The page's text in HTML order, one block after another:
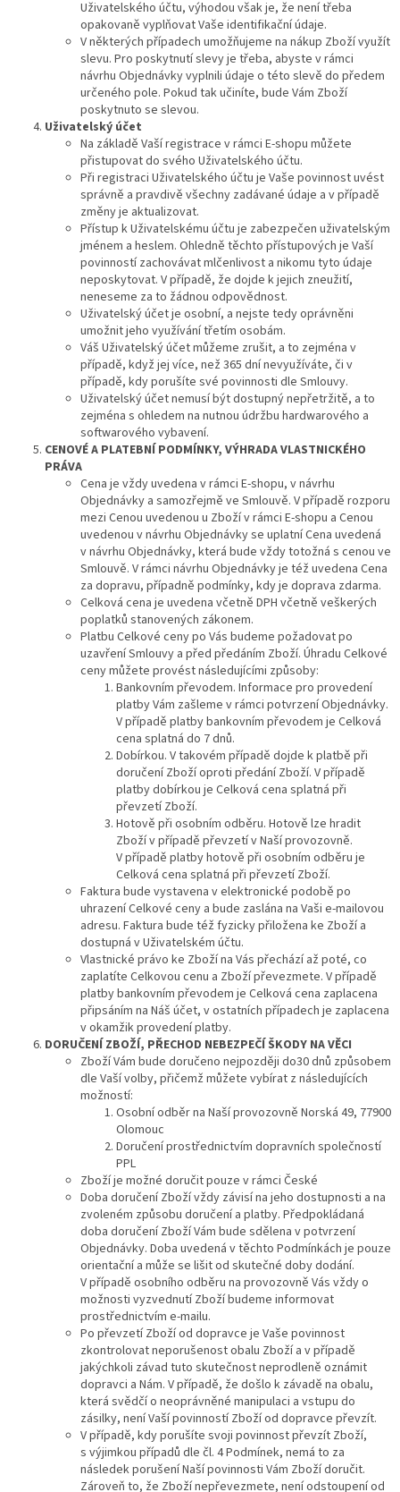
Uživatelského účtu, výhodou však je, že není třeba
opakovaně vyplňovat Vaše identifikační údaje.
V některých případech umožňujeme na nákup Zboží využít
slevu. Pro poskytnutí slevy je třeba, abyste v rámci
návrhu Objednávky vyplnili údaje o této slevě do předem
určeného pole. Pokud tak učiníte, bude Vám Zboží
poskytnuto se slevou.
Uživatelský účet
Na základě Vaší registrace v rámci E-shopu můžete
přistupovat do svého Uživatelského účtu.
Při registraci Uživatelského účtu je Vaše povinnost uvést
správně a pravdivě všechny zadávané údaje a v případě
změny je aktualizovat.
Přístup k Uživatelskému účtu je zabezpečen uživatelským
jménem a heslem. Ohledně těchto přístupových je Vaší
povinností zachovávat mlčenlivost a nikomu tyto údaje
neposkytovat. V případě, že dojde k jejich zneužití,
neneseme za to žádnou odpovědnost.
Uživatelský účet je osobní, a nejste tedy oprávněni
umožnit jeho využívání třetím osobám.
Váš Uživatelský účet můžeme zrušit, a to zejména v
případě, když jej více, než 365 dní nevyužíváte, či v
případě, kdy porušíte své povinnosti dle Smlouvy.
Uživatelský účet nemusí být dostupný nepřetržitě, a to
zejména s ohledem na nutnou údržbu hardwarového a
softwarového vybavení.
CENOVÉA PLATEBNÍ PODMÍNKY, VÝHRADA VLASTNICKÉHO
PRÁVA
Cena je vždy uvedena v rámci E-shopu, v návrhu
Objednávky a samozřejmě ve Smlouvě. V případě rozporu
mezi Cenou uvedenou u Zboží v rámci E-shopu a Cenou
uvedenou v návrhu Objednávky se uplatní Cena uvedená
v návrhu Objednávky, která bude vždy totožná s cenou ve
Smlouvě. V rámci návrhu Objednávky je též uvedena Cena
za dopravu, případně podmínky, kdy je doprava zdarma.
Celková cena je uvedena včetně DPH včetně veškerých
poplatků stanovených zákonem.
Platbu Celkové ceny po Vás budeme požadovat po
uzavření Smlouvy a před předáním Zboží. Úhradu Celkové
ceny můžete provést následujícími způsoby:
Bankovním převodem. Informace pro provedení
platby Vám zašleme v rámci potvrzení Objednávky.
V případě platby bankovním převodem je Celková
cena splatná do 7 dnů.
Dobírkou. V takovém případě dojde k platbě při
doručení Zboží oproti předání Zboží. V případě
platby dobírkou je Celková cena splatná při
převzetí Zboží.
Hotově při osobním odběru. Hotově lze hradit
Zboží v případě převzetí v Naší provozovně.
V případě platby hotově při osobním odběru je
Celková cena splatná při převzetí Zboží.
Faktura bude vystavena v elektronické podobě po
uhrazení Celkové ceny a bude zaslána na Vaši e-mailovou
adresu. Faktura bude též fyzicky přiložena ke Zboží a
dostupná v Uživatelském účtu.
Vlastnické právo ke Zboží na Vás přechází až poté, co
zaplatíte Celkovou cenu a Zboží převezmete. V případě
platby bankovním převodem je Celková cena zaplacena
připsáním na Náš účet, v ostatních případech je zaplacena
v okamžik provedení platby.
DORUČENÍZBOŽÍ, PŘECHOD NEBEZPEČÍ ŠKODY NA VĚCI
Zboží Vám bude doručeno nejpozději do30 dnů způsobem
dle Vaší volby, přičemž můžete vybírat z následujících
možností:
Osobní odběr na Naší provozovně Norská 49, 77900
Olomouc
Doručení prostřednictvím dopravních společností
PPL
Zboží je možné doručit pouze v rámci České
Doba doručení Zboží vždy závisí na jeho dostupnosti a na
zvoleném způsobu doručení a platby. Předpokládaná
doba doručení Zboží Vám bude sdělena v potvrzení
Objednávky. Doba uvedená v těchto Podmínkách je pouze
orientační a může se lišit od skutečné doby dodání.
V případě osobního odběru na provozovně Vás vždy o
možnosti vyzvednutí Zboží budeme informovat
prostřednictvím e-mailu.
Po převzetí Zboží od dopravce je Vaše povinnost
zkontrolovat neporušenost obalu Zboží a v případě
jakýchkoli závad tuto skutečnost neprodleně oznámit
dopravci a Nám. V případě, že došlo k závadě na obalu,
která svědčí o neoprávněné manipulaci a vstupu do
zásilky, není Vaší povinností Zboží od dopravce převzít.
V případě, kdy porušíte svoji povinnost převzít Zboží,
s výjimkou případů dle čl. 4 Podmínek, nemá to za
následek porušení Naší povinnosti Vám Zboží doručit.
Zároveň to, že Zboží nepřevezmete, není odstoupení od